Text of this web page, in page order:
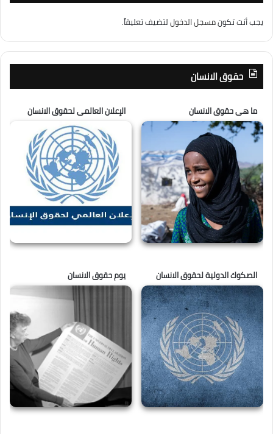
يجب أنت تكونمسجل الدخوللتضيف تعليقاً.
حقوق الانسان
ما هى حقوق الانسان الإعلان العالمى لحقوق الانسان
الصكوك الدولية لحقوق الانسان يوم حقوق الانسان